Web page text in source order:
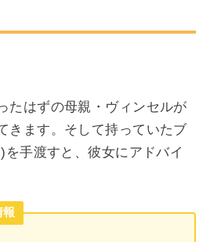
たはずの母親・ヴィンセルが
きます。そして持っていたブ
手渡すと、彼女にアドバイ
報